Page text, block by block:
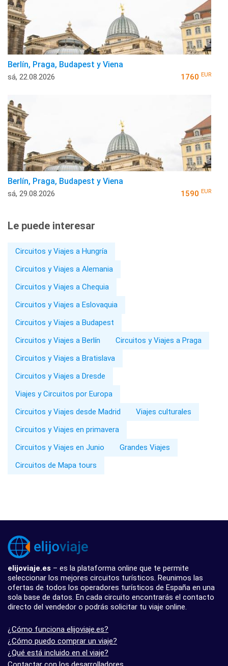
Berlín, Praga, Budapest y Viena
sá, 22.08.2026 1760 EUR
Berlín, Praga, Budapest y Viena
sá, 29.08.2026 1590 EUR
Le puede interesar
Circuitos y Viajes a Hungría
Circuitos y Viajes a Alemania
Circuitos y Viajes a Chequia
Circuitos y Viajes a Eslovaquia
Circuitos y Viajes a Budapest
Circuitos y Viajes a Berlín
Circuitos y Viajes a Praga
Circuitos y Viajes a Bratislava
Circuitos y Viajes a Dresde
Viajes y Circuitos por Europa
Circuitos y Viajes desde Madrid
Viajes culturales
Circuitos y Viajes en primavera
Circuitos y Viajes en Junio
Grandes Viajes
Circuitos de Mapa tours
elijoviaje.es – es la plataforma online que te permite
seleccionar los mejores circuitos turísticos. Reunimos las
ofertas de todos los operadores turísticos de España en una
sola base de datos. En cada circuito encontrarás el contacto
directo del vendedor o podrás solicitar tu viaje online.
¿Cómo funciona elijoviaje.es?
¿Cómo puedo comprar un viaje?
¿Qué está incluido en el viaje?